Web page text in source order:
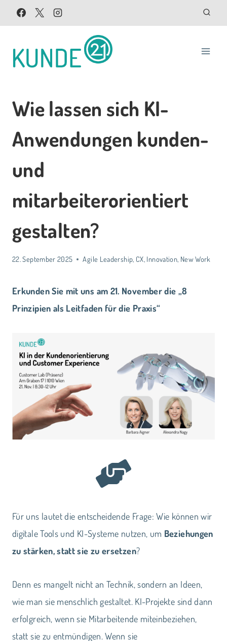
Inhalt
Wie lassen sich KI-
Anwendungen kunden-
und
mitarbeiterorientiert
gestalten?
22. September 2025 Agile Leadership, CX, Innovation, New Work
Erkunden Sie mit uns am 21. November die „8
Prinzipien als Leitfaden für die Praxis“
Für uns lautet die entscheidende Frage: Wie können wir
digitale Tools und KI-Systeme nutzen, um Beziehungen
zu stärken, statt sie zu ersetzen?
Denn es mangelt nicht an Technik, sondern an Ideen,
wie man sie menschlich gestaltet. KI-Projekte sind dann
erfolgreich, wenn sie Mitarbeitende miteinbeziehen,
statt sie zu entmündigen. Wenn sie